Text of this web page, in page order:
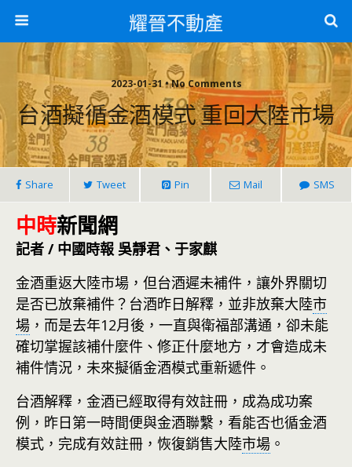
耀晉不動產
2023-01-31 • No Comments
台酒擬循金酒模式 重回大陸市場
Share Tweet Pin Mail SMS
中時新聞網
記者 / 中國時報 吳靜君、于家麒
金酒重返大陸市場，但台酒遲未補件，讓外界關切
是否已放棄補件？台酒昨日解釋，並非放棄大陸市
場 ，而是去年12月後，一直與衛福部溝通，卻未能
確切掌握該補什麼件、修正什麼地方，才會造成未
補件情況，未來擬循金酒模式重新遞件。
台酒解釋，金酒已經取得有效註冊，成為成功案
例，昨日第一時間便與金酒聯繫，看能否也循金酒
模式，完成有效註冊，恢復銷售大陸市場 。